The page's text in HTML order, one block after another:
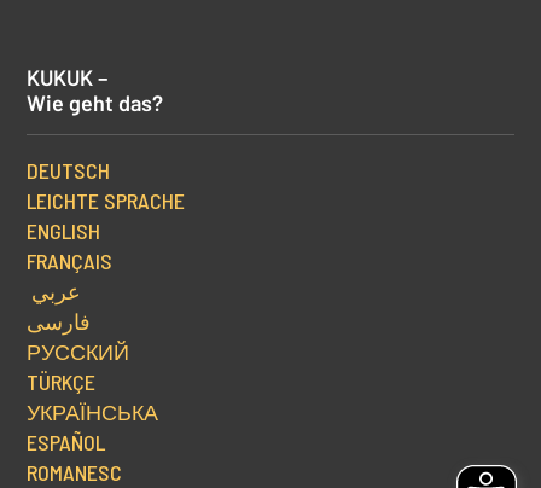
KUKUK –
Wie geht das?
DEUTSCH
LEICHTE SPRACHE
ENGLISH
FRANÇAIS
عربي
فارسی
РУССКИЙ
TÜRKÇE
УКРАЇНСЬКА
ESPAÑOL
ROMANESC